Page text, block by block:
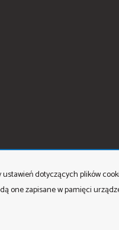
dotyczących plików
one zapisane w pamięci